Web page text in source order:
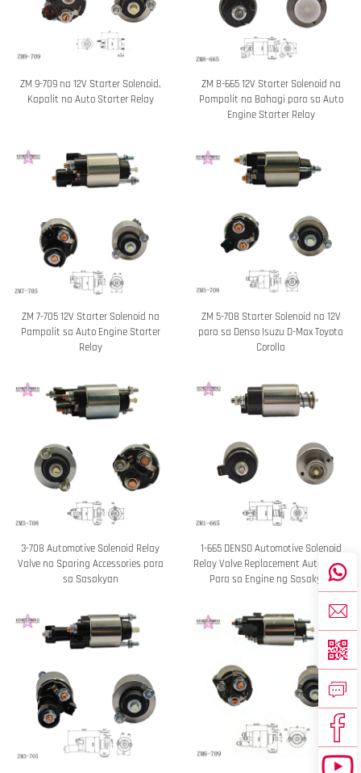
ZM 9-709 na 12V Starter Solenoid,
Kapalit na Auto Starter Relay
ZM 8-665 12V Starter Solenoid na
Pampalit na Bahagi para sa Auto
Engine Starter Relay
ZM 7-705 12V Starter Solenoid na
Pampalit sa Auto Engine Starter
Relay
ZM 5-708 Starter Solenoid na 12V
para sa Denso Isuzu D-Max Toyota
Corolla
3-708 Automotive Solenoid Relay
Valve na Sparing Accessories para
sa Sasakyan
1-665 DENSO Automotive Solenoid
Relay Valve Replacement Auto Parts
Para sa Engine ng Sasakyan